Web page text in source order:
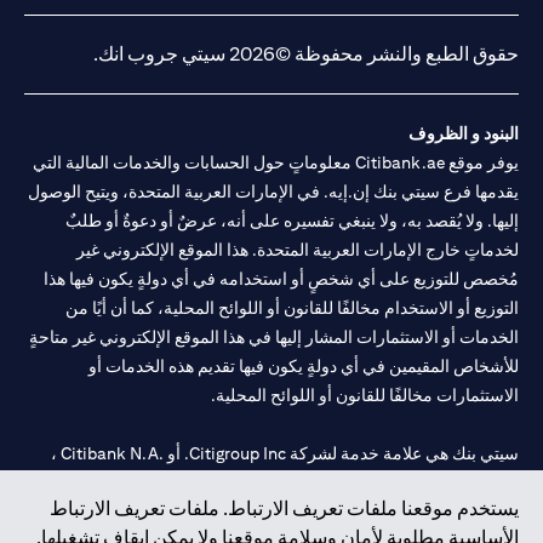
المذكورة في هذا البيان والتي تحتاج إلى معرفتها، يرجى زيارةهنا
يستخدم موقعنا ملفات تعريف الارتباط. ملفات تعريف الارتباط
الأساسية مطلوبة لأمان وسلامة موقعنا ولا يمكن إيقاف تشغيلها.
حقوق الطبع والنشر محفوظة ©2026 سيتي جروب انك.
البنود و الظروف
يوفر موقع Citibank.ae معلوماتٍ حول الحسابات والخدمات المالية التي
يقدمها فرع سيتي بنك إن.إيه. في الإمارات العربية المتحدة، ويتيح الوصول
إليها. ولا يُقصد به، ولا ينبغي تفسيره على أنه، عرضٌ أو دعوةٌ أو طلبٌ
لخدماتٍ خارج الإمارات العربية المتحدة. هذا الموقع الإلكتروني غير
مُخصص للتوزيع على أي شخصٍ أو استخدامه في أي دولةٍ يكون فيها هذا
التوزيع أو الاستخدام مخالفًا للقانون أو اللوائح المحلية، كما أن أيًا من
الخدمات أو الاستثمارات المشار إليها في هذا الموقع الإلكتروني غير متاحةٍ
للأشخاص المقيمين في أي دولةٍ يكون فيها تقديم هذه الخدمات أو
الاستثمارات مخالفًا للقانون أو اللوائح المحلية.
سيتي بنك هي علامة خدمة لشركة Citigroup Inc. أو .Citibank N.A ،